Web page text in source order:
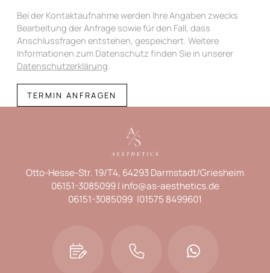
Bei der Kontaktaufnahme werden Ihre Angaben zwecks
Bearbeitung der Anfrage sowie für den Fall, dass
Anschlussfragen entstehen, gespeichert. Weitere
Informationen zum Datenschutz finden Sie in unserer
Datenschutzerklärung.
TERMIN ANFRAGEN
Otto-Hesse-Str. 19/T4 64293 Darmstadt/Griesheim
06151-3085099 info@as-aesthetics.de
06151-3085099 01575 8499601